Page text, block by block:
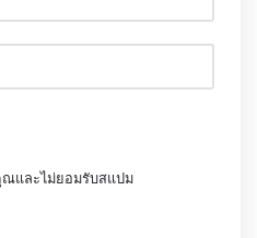
ณและไม่ยอมรับสแปม